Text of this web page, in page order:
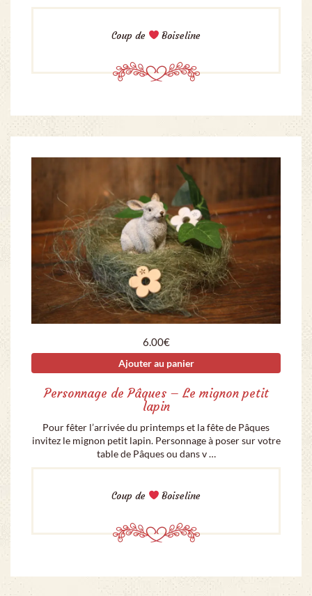
Coup de Boiseline
6.00€
Ajouter au panier
Personnage de Pâques – Le mignon petit
lapin
Pour fêter l’arrivée du printemps et la fête de Pâques
invitez le mignon petit lapin. Personnage à poser sur votre
table de Pâques ou dans v …
Coup de Boiseline